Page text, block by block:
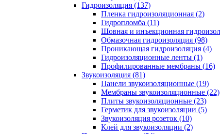
Гидроизоляция (137)
Пленка гидроизоляционная (2)
Гидропломба (11)
Шовная и инъекционная
Обмазочная гидроизоляция (98)
Проникающая гидроизоляция (4)
Гидроизоляционные ленты (1)
Профилированные мембраны (16)
Звукоизоляция (81)
Панели звукоизоляционные (19)
Мембраны звукоизоляционные (22)
Плиты звукоизоляционные (23)
Герметик для звукоизоляции (5)
Звукоизоляция розеток (10)
Клей для звукоизоляции (2)